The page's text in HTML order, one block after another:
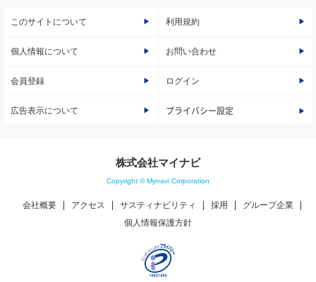
このサイトについて 利用規約
個人情報について お問い合わせ
会員登録 ログイン
広告表示について プライバシー設定
株式会社マイナビ
Copyright © Mynavi Corporation
会社概要 アクセス サスティナビリティ 採用
グループ企業
個人情報保護方針